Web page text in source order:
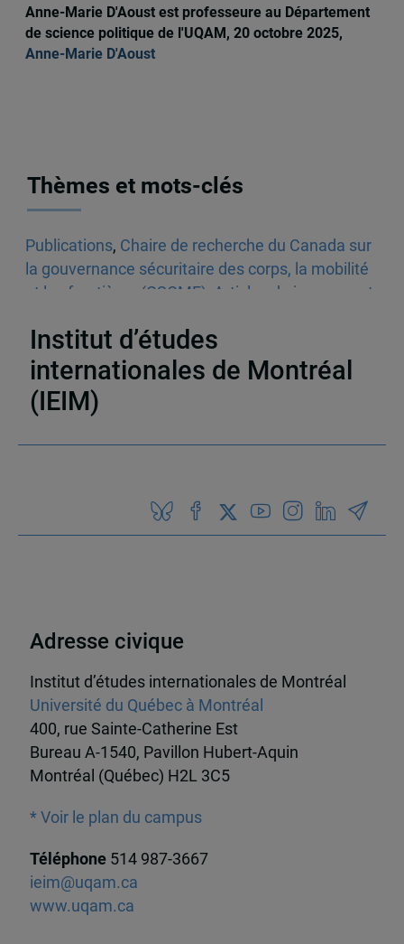
Anne-Marie D'Aoust est professeure au Département
de science politique de l'UQAM, 20 octobre 2025,
Anne-Marie D'Aoust
Thèmes et mots-clés
Publications, Chaire de recherche du Canada sur
la gouvernance sécuritaire des corps, la mobilité
et les frontières (GSCMF)
Articles de journaux et
Institut d’études
internationales de Montréal
(IEIM)
Adresse civique
Institut d’études internationales de Montréal
Université du Québec à Montréal
400, rue Sainte-Catherine Est
Bureau A-1540, Pavillon Hubert-Aquin
Montréal (Québec) H2L 3C5
* Voir le plan du campus
Téléphone 514 987-3667
ieim@uqam.ca
www.uqam.ca